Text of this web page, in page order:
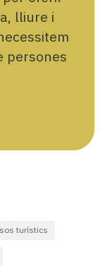
lliure i
persones
turístics